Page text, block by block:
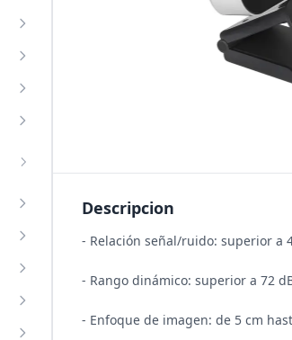
Descripcion
- Relación señal/ruido: superior a
- Rango dinámico: superior a 72
- Enfoque de imagen: de 5 cm